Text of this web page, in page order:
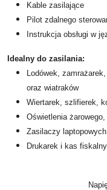
Kable zasilające
Pilot zdalnego
Instrukcja obsługi w
Idealny do zasilania:
Lodówek,
oraz wiatraków
Wiertarek, szlifierek,
Oświetlenia
Zasilaczy
Drukarek i kas